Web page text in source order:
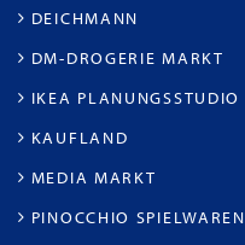
DEICHMANN
DM-DROGERIE MARKT
IKEA PLANUNGSSTUDIO
KAUFLAND
MEDIA MARKT
PINOCCHIO SPIELWAREN